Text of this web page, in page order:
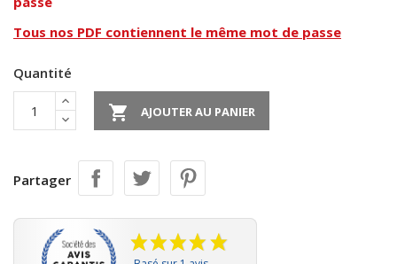
Tous nos PDF contiennent le même mot de passe
Quantité
 AJOUTER AU PANIER
Partager